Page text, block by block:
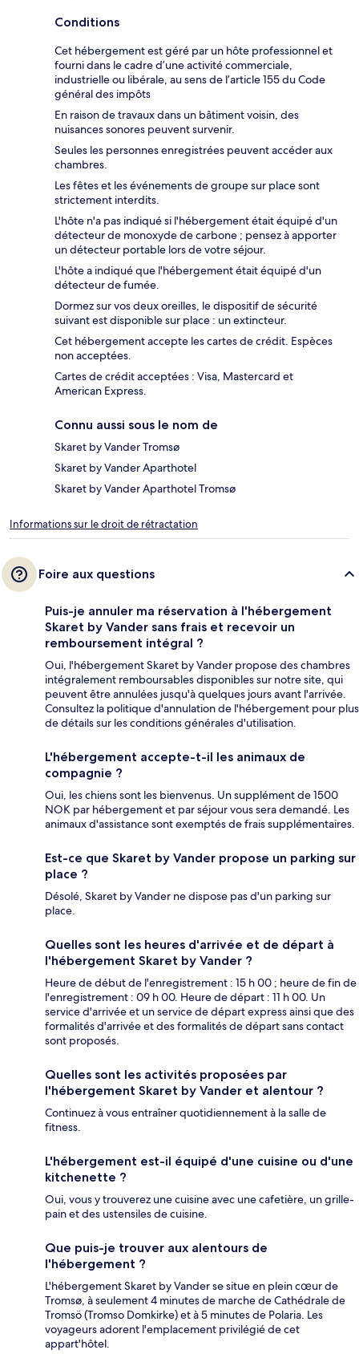
Conditions
Cet hébergement est géré par un hôte professionnel et
fourni dans le cadre d’une activité commerciale,
industrielle ou libérale, au sens de l’article 155 du Code
général des impôts
En raison de travaux dans un bâtiment voisin, des
nuisances sonores peuvent survenir.
Seules les personnes enregistrées peuvent accéder aux
chambres.
Les fêtes et les événements de groupe sur place sont
strictement interdits.
L'hôte n'a pas indiqué si l'hébergement était équipé d'un
détecteur de monoxyde de carbone ; pensez à apporter
un détecteur portable lors de votre séjour.
L'hôte a indiqué que l'hébergement était équipé d'un
détecteur de fumée.
Dormez sur vos deux oreilles, le dispositif de sécurité
suivant est disponible sur place : un extincteur.
Cet hébergement accepte les cartes de crédit. Espèces
non acceptées.
Cartes de crédit acceptées : Visa, Mastercard et
American Express.
Connu aussi sous le nom de
Skaret by Vander Tromsø
Skaret by Vander Aparthotel
Skaret by Vander Aparthotel Tromsø
Informations sur le droit de rétractation
Foire aux questions
Puis-je annuler ma réservation à l'hébergement
Skaret by Vander sans frais et recevoir un
remboursement intégral ?
Oui, l'hébergement Skaret by Vander propose des chambres
intégralement remboursables disponibles sur notre site, qui
peuvent être annulées jusqu'à quelques jours avant l'arrivée.
Consultez la politique d'annulation de l'hébergement pour plus
de détails sur les conditions générales d'utilisation.
L'hébergement accepte-t-il les animaux de
compagnie ?
Oui, les chiens sont les bienvenus. Un supplément de 1500
NOK par hébergement et par séjour vous sera demandé. Les
animaux d'assistance sont exemptés de frais supplémentaires.
Est-ce que Skaret by Vander propose un parking sur
place ?
Désolé, Skaret by Vander ne dispose pas d'un parking sur
place.
Quelles sont les heures d'arrivée et de départ à
l'hébergement Skaret by Vander ?
Heure de début de l'enregistrement : 15 h 00 ; heure de fin de
l'enregistrement : 09 h 00. Heure de départ : 11 h 00. Un
service d'arrivée et un service de départ express ainsi que des
formalités d'arrivée et des formalités de départ sans contact
sont proposés.
Quelles sont les activités proposées par
l'hébergement Skaret by Vander et alentour ?
Continuez à vous entraîner quotidiennement à la salle de
fitness.
L'hébergement est-il équipé d'une cuisine ou d'une
kitchenette ?
Oui, vous y trouverez une cuisine avec une cafetière, un grille-
pain et des ustensiles de cuisine.
Que puis-je trouver aux alentours de
l'hébergement ?
L'hébergement Skaret by Vander se situe en plein cœur de
Tromsø, à seulement 4 minutes de marche de Cathédrale de
Tromsö (Tromso Domkirke) et à 5 minutes de Polaria. Les
voyageurs adorent l'emplacement privilégié de cet
appart'hôtel.